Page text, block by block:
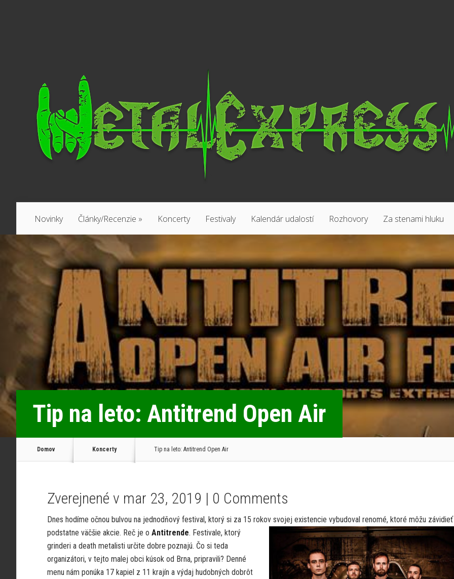
Novinky Články/Recenzie » Koncerty Festivaly Kalendár udalostí Rozhovory Za stenami hluku
Tip na leto: Antitrend Open Air
Domov Koncerty Tip na leto: Antitrend Open Air
Zverejnené v mar 23, 2019 | 0 Comments
Dnes hodíme očnou bulvou na jednodňový festival, ktorý si za 15 rokov svojej existencie vybudoval renomé, ktoré môžu
podstatne väčšie akcie. Reč je o Antitrende. Festivale, ktorý
grinderi a death metalisti určite dobre poznajú. Čo si teda
organizátori, v tejto malej obci kúsok od Brna, pripravili? Denné
menu nám ponúka 17 kapiel z 11 krajín a výdaj hudobných dobrôt